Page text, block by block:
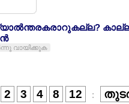
വായിക്കുക
2 3 4 8 12 :